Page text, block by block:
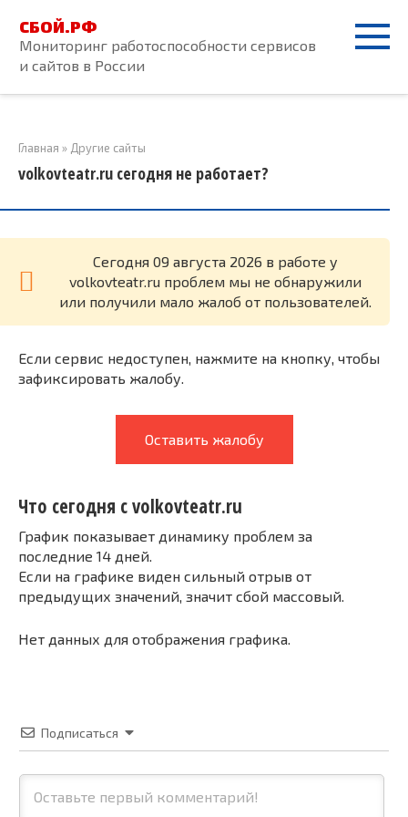
контенту
СБОЙ.РФ
Мониторинг работоспособности сервисов
и сайтов в России
Главная » Другие сайты
volkovteatr.ru сегодня не работает?
Cегодня 09 августа 2026 в работе у
volkovteatr.ru проблем мы не обнаружили
или получили мало жалоб от пользователей.
Если сервис недоступен, нажмите на кнопку, чтобы
зафиксировать жалобу.
Оставить жалобу
Что сегодня с volkovteatr.ru
График показывает динамику проблем за
последние 14 дней.
Если на графике виден сильный отрыв от
предыдущих значений, значит сбой массовый.
Нет данных для отображения графика.
Подписаться